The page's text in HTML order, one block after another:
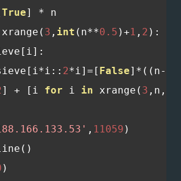
True] *
n
xrange ( 3 , int ( n**0.5 )+1 , 2 ):
[ i]:
[ i*i :: 2*i]=[ False]*(( n-
] + [ i for i in xrange ( 3 , n ,
, 11059 )
()
)